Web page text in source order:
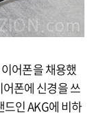
어폰을 채용했
폰에 신경을 쓰
인 AKG에 비하